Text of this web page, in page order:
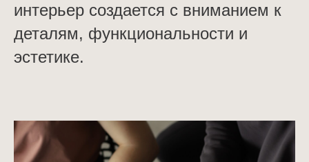
интерьер создается с вниманием к
деталям, функциональности и
эстетике.